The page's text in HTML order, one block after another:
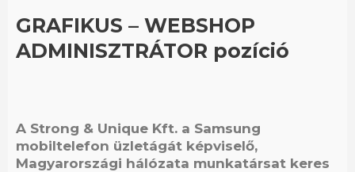
GRAFIKUS – WEBSHOP
ADMINISZTRÁTOR pozíció
A Strong & Unique Kft. a Samsung
mobiltelefon üzletágát képviselő,
Magyarországi hálózata munkatársat keres